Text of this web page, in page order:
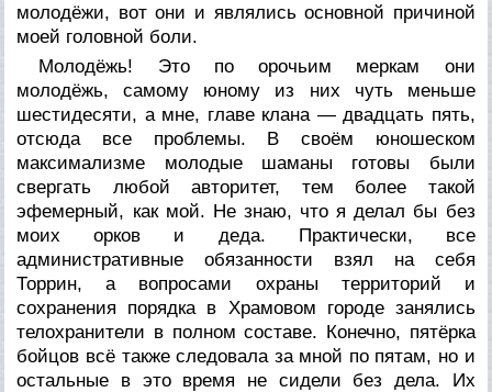
молодёжи, вот они и являлись основной причиной
моей головной боли.
Молодёжь! Это по орочьим меркам они
молодёжь, самому юному из них чуть меньше
шестидесяти, а мне, главе клана — двадцать пять,
отсюда все проблемы. В своём юношеском
максимализме молодые шаманы готовы были
свергать любой авторитет, тем более такой
эфемерный, как мой. Не знаю, что я делал бы без
моих орков и деда. Практически, все
административные обязанности взял на себя
Торрин, а вопросами охраны территорий и
сохранения порядка в Храмовом городе занялись
телохранители в полном составе. Конечно, пятёрка
бойцов всё также следовала за мной по пятам, но и
остальные в это время не сидели без дела. Их